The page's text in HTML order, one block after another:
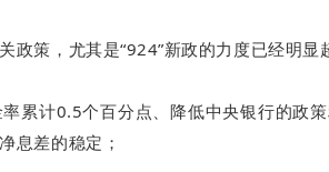
策，尤其是“924”新政的力度已经明显
累计0.5个百分点、降低中央银行的政
息差的稳定；